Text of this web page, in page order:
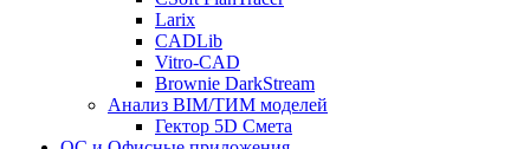
Larix
CADLib
Vitro-CAD
Brownie DarkStream
Анализ BIM/ТИМ моделей
Гектор 5D Смета